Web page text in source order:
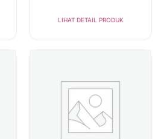
LIHAT DETAIL PRODUK